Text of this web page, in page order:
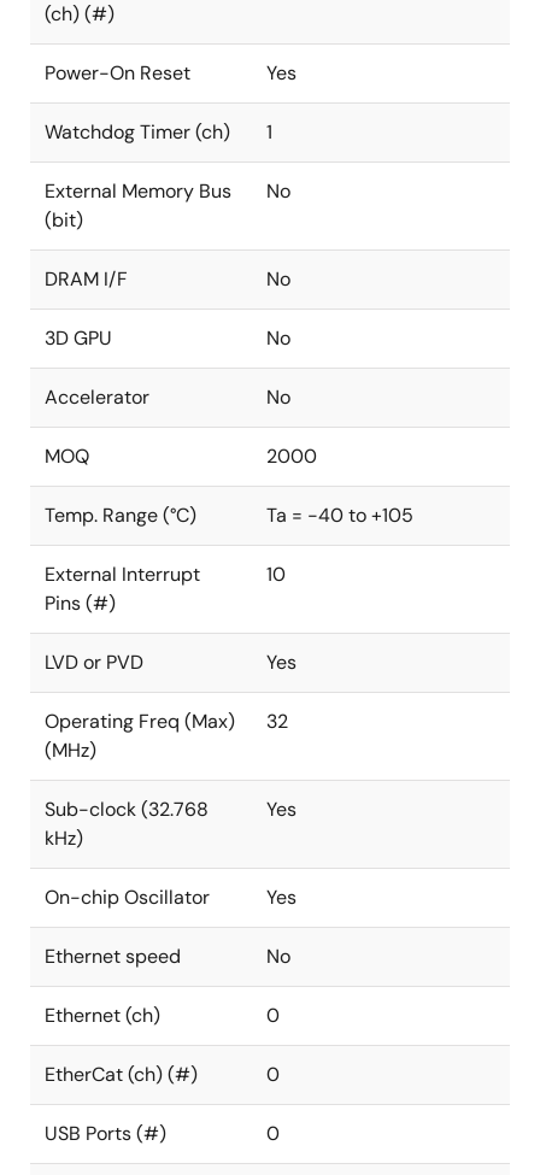
(ch) (#)
Power-On Reset Yes
Watchdog Timer (ch) 1
External Memory Bus
(bit)
No
DRAM I/F No
3D GPU No
Accelerator No
MOQ 2000
Temp. Range (°C) Ta = -40 to +105
External Interrupt
Pins (#)
10
LVD or PVD Yes
Operating Freq (Max)
(MHz)
32
Sub-clock (32.768
kHz)
Yes
On-chip Oscillator Yes
Ethernet speed No
Ethernet (ch) 0
EtherCat (ch) (#) 0
USB Ports (#) 0